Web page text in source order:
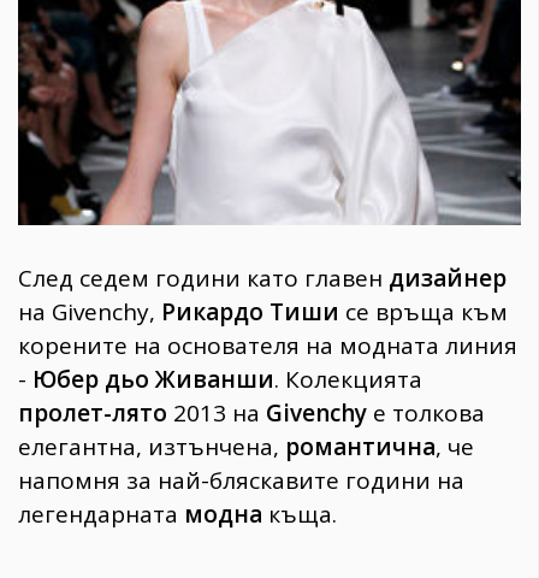
Пътувай
237
Здраве 389
Gentlemen
382
Wellness
1817
ПОСЛЕДВАЙТЕ
НИ
След седем години като главен дизайнер
на Givenchy, Рикардо Тиши се връща към
корените на основателя на модната линия
- Юбер дьо Живанши. Колекцията
пролет-лято 2013 на Givenchy е толкова
елегантна, изтънчена, романтична, че
напомня за най-бляскавите години на
легендарната модна къща.